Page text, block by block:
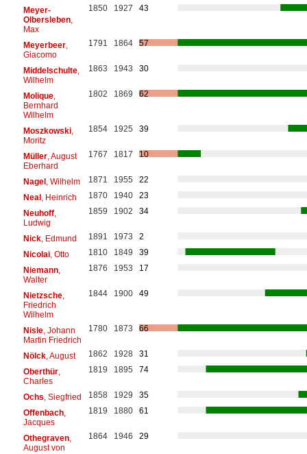
Meyer-
Olbersleben,
Max
1850 1927 43
Meyerbeer,
Giacomo
1791 1864 57
Middelschulte,
Wilhelm
1863 1943 30
Molique,
Bernhard
Wilhelm
1802 1869 62
Moszkowski,
Moritz
1854 1925 39
Müller, August
Eberhard
1767 1817 10
Nagel, Wilhelm 1871 1955
22
Neal, Heinrich 1870 1940
23
Neuhoff,
Ludwig
1859 1902 34
Nick, Edmund 1891 1973
2
Nicolai, Otto 1810 1849
39
Niemann,
Walter
1876 1953 17
Nietzsche,
Friedrich
Wilhelm
1844 1900 49
Nisle, Johann
Martin Friedrich
1780 1873 66
Nölck, August 1862 1928
31
Oberthür,
Charles
1819 1895 74
Ochs , Siegfried 1858 1929
35
Offenbach,
Jacques
1819 1880 61
Othegraven,
August von
1864 1946 29